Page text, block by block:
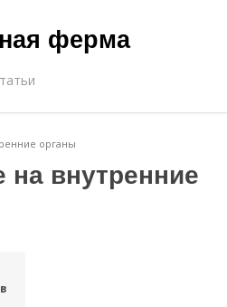
ферма
органы
на внутренние